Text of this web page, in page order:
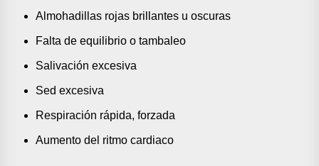
Almohadillas rojas brillantes u oscuras
Falta de equilibrio o tambaleo
Salivación excesiva
Sed excesiva
Respiración rápida, forzada
Aumento del ritmo cardiaco